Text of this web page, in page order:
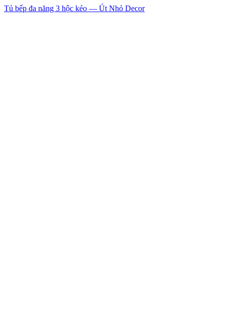
Tủ bếp đa năng 3 hộc kéo — Út Nhỏ Decor